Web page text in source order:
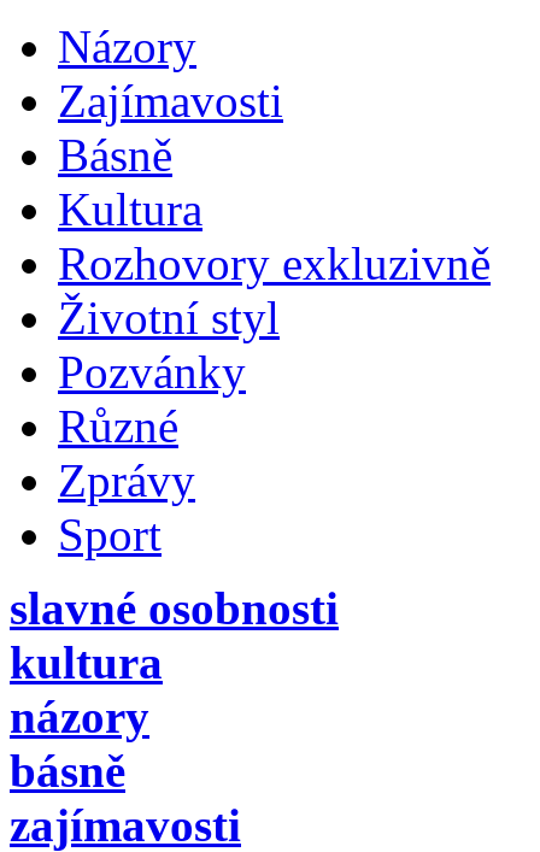
Názory
Zajímavosti
Básně
Kultura
Rozhovory exkluzivně
Životní styl
Pozvánky
Různé
Zprávy
Sport
slavné osobnosti
kultura
názory
básně
zajímavosti